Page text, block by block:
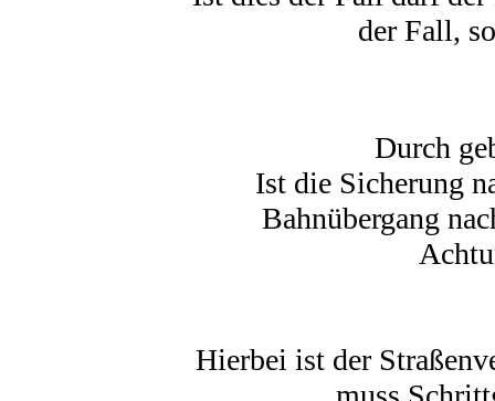
der Fall,
Durch
Ist die Sicherung
Bahnübergang
Hierbei ist der